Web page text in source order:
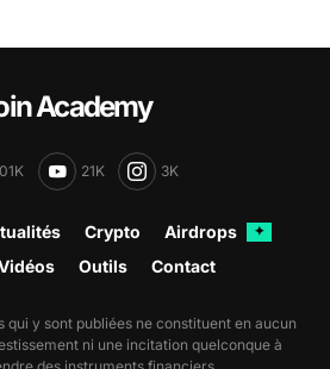
Academy
21K 3K
Crypto Airdrops ✦
Outils Contact
qui y sont publiées ne constituent en aucun
ni une incitation quelconque à